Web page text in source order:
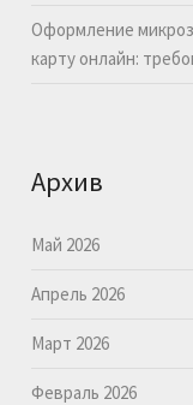
Оформление
карту онлайн:
Архив
Май 2026
Апрель 2026
Март 2026
Февраль 2026